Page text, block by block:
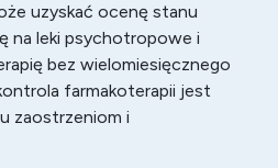
uzyskać ocenę stanu
na leki psychotropowe i
bez wielomiesięcznego
farmakoterapii jest
zaostrzeniom i